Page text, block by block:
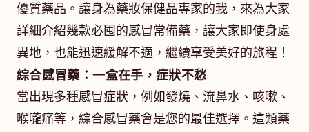
優質藥品。讓身為藥妝保健品專家的我，來為大家
詳細介紹幾款必囤的感冒常備藥，讓大家即使身處
異地，也能迅速緩解不適，繼續享受美好的旅程！
綜合感冒藥：一盒在手，症狀不愁
當出現多種感冒症狀，例如發燒、流鼻水、咳嗽、
喉嚨痛等，綜合感冒藥會是您的最佳選擇。這類藥